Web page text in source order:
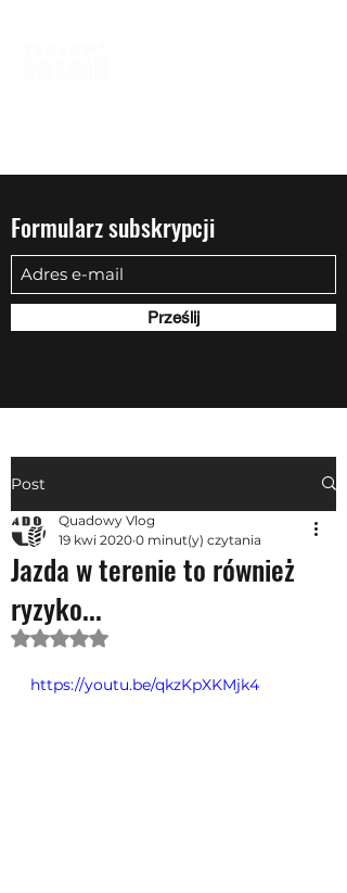
Formularz subskrypcji
Prześlij
Post
Jazda w terenie to również
ryzyko...
Quadowy Vlog
19 kwi 2020 0 minut(y) czytania
Oceniono na NaN z 5 gwiazdek.
https://youtu.be/qkzKpXKMjk4